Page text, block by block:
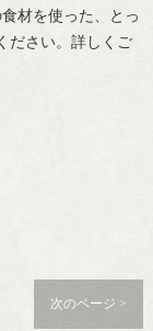
材を使った、とっ
ださい。詳しくご
次のページ >